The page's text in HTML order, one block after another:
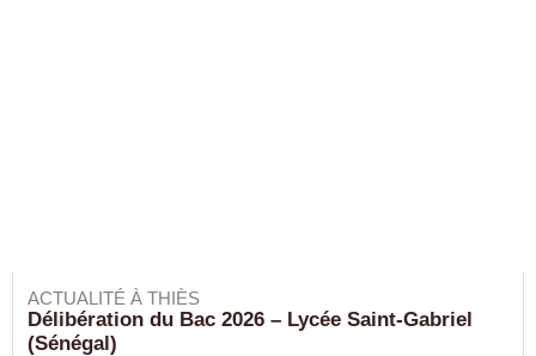
ACTUALITÉ À THIÈS
Délibération du Bac 2026 – Lycée Saint-Gabriel
(Sénégal)